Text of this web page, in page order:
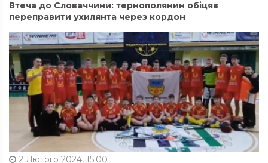
Втеча до Словаччини: тернополянин обіцяв
переправити ухилянта через кордон
2 Лютого 2024, 15:00